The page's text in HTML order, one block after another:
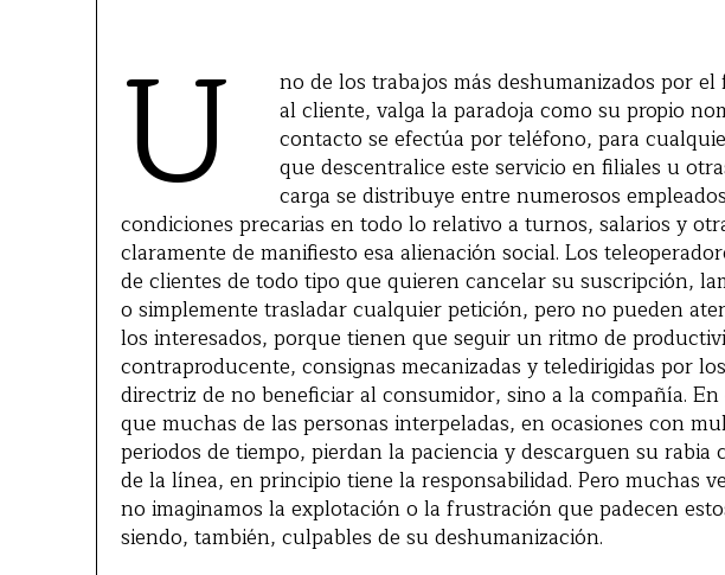
U
no de los trabajos más deshumanizados por
al cliente, valga la paradoja como su propio
contacto se efectúa por teléfono, para
que descentralice este servicio en filiales u
carga se distribuye entre numerosos
condiciones precarias en todo lo relativo a turnos, salarios y
claramente de manifiesto esa alienación social. Los
de clientes de todo tipo que quieren cancelar su suscripción,
o simplemente trasladar cualquier petición, pero no pueden
los interesados, porque tienen que seguir un ritmo de
contraproducente, consignas mecanizadas y teledirigidas por
directriz de no beneficiar al consumidor, sino a la compañía.
que muchas de las personas interpeladas, en ocasiones con
periodos de tiempo, pierdan la paciencia y descarguen su
de la línea, en principio tiene la responsabilidad. Pero muchas
no imaginamos la explotación o la frustración que padecen
siendo, también, culpables de su deshumanización.